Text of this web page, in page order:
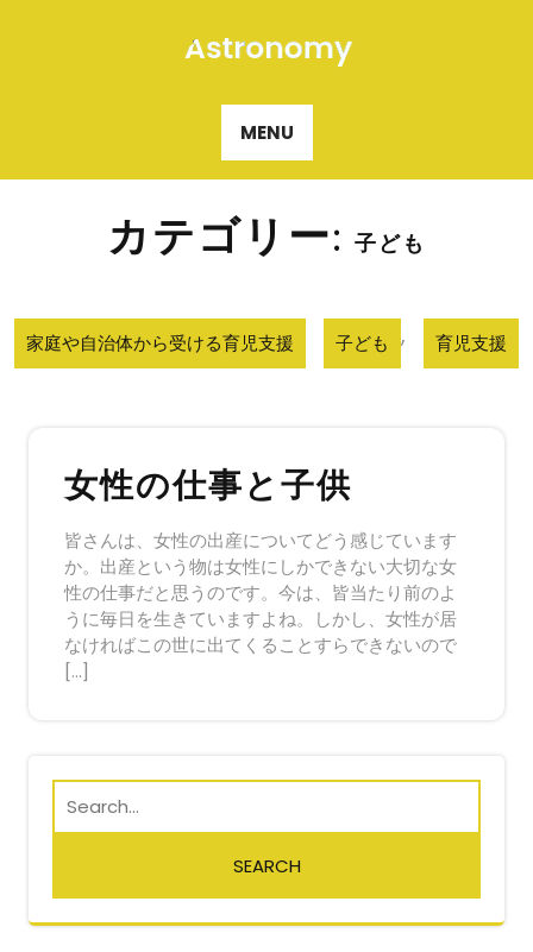
MENU
カテゴリー: 子ども
家庭や自治体から受ける育児支援 子ども , 育児支援
女性の仕事と子供
皆さんは、女性の出産についてどう感じています
か。出産という物は女性にしかできない大切な女
性の仕事だと思うのです。今は、皆当たり前のよ
うに毎日を生きていますよね。しかし、女性が居
なければこの世に出てくることすらできないので
[…]